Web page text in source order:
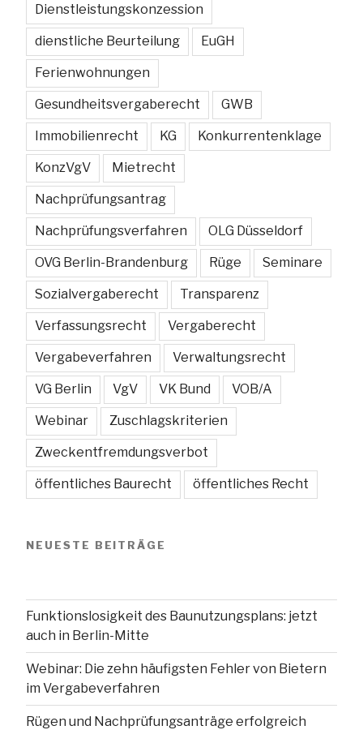
Dienstleistungskonzession
dienstliche Beurteilung EuGH
Ferienwohnungen
Gesundheitsvergaberecht GWB
Immobilienrecht KG Konkurrentenklage
KonzVgV Mietrecht
Nachprüfungsantrag
Nachprüfungsverfahren OLG Düsseldorf
OVG Berlin-Brandenburg Rüge Seminare
Sozialvergaberecht Transparenz
Verfassungsrecht Vergaberecht
Vergabeverfahren Verwaltungsrecht
VG Berlin VgV VK Bund VOB/A
Webinar Zuschlagskriterien
Zweckentfremdungsverbot
öffentliches Baurecht öffentliches Recht
NEUESTE BEITRÄGE
Funktionslosigkeit des Baunutzungsplans: jetzt
auch in Berlin-Mitte
Webinar: Die zehn häufigsten Fehler von Bietern
im Vergabeverfahren
Rügen und Nachprüfungsanträge erfolgreich